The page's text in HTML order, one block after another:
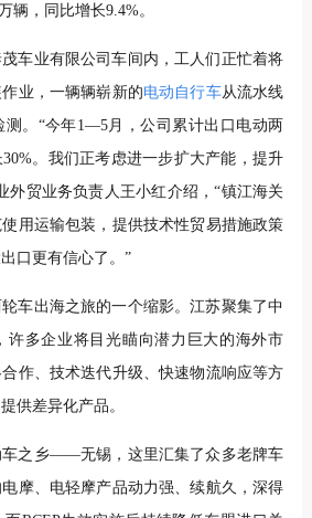
辆，同比增长9.4%。
车业有限公司车间内，工人们正忙着将
业，一辆辆崭新的电动自行车从流水线
测。“今年1—5月，公司累计出口电动两
。我们正考虑进一步扩大产能，提升
外贸业务负责人王小红介绍，“镇江海关
用运输包装，提供技术性贸易措施政策
口更有信心了。”
车出海之旅的一个缩影。江苏聚集了中
许多企业将目光瞄向潜力巨大的海外市
作、技术迭代升级、快速物流响应等方
供差异化产品。
车之乡——无锡，这里汇集了众多老牌车
摩、电轻摩产品动力强、续航久，深得